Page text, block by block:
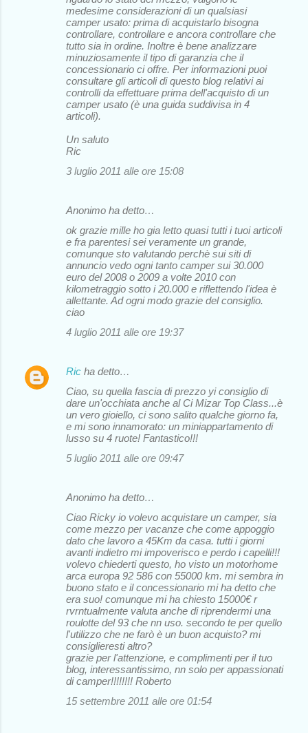
medesime considerazioni di un qualsiasi
camper usato: prima di acquistarlo bisogna
controllare, controllare e ancora controllare che
tutto sia in ordine. Inoltre è bene analizzare
minuziosamente il tipo di garanzia che il
concessionario ci offre. Per informazioni puoi
consultare gli articoli di questo blog relativi ai
controlli da effettuare prima dell'acquisto di un
camper usato (è una guida suddivisa in 4
articoli).
Un saluto
Ric
3 luglio 2011 alle ore 15:08
Anonimo ha detto…
ok grazie mille ho gia letto quasi tutti i tuoi articoli
e fra parentesi sei veramente un grande,
comunque sto valutando perchè sui siti di
annuncio vedo ogni tanto camper sui 30.000
euro del 2008 o 2009 a volte 2010 con
kilometraggio sotto i 20.000 e riflettendo l'idea è
allettante. Ad ogni modo grazie del consiglio.
ciao
4 luglio 2011 alle ore 19:37
Ric ha detto…
Ciao, su quella fascia di prezzo yi consiglio di
dare un'occhiata anche al Ci Mizar Top Class...è
un vero gioiello, ci sono salito qualche giorno fa,
e mi sono innamorato: un miniappartamento di
lusso su 4 ruote! Fantastico!!!
5 luglio 2011 alle ore 09:47
Anonimo ha detto…
Ciao Ricky io volevo acquistare un camper, sia
come mezzo per vacanze che come appoggio
dato che lavoro a 45Km da casa. tutti i giorni
avanti indietro mi impoverisco e perdo i capelli!!!
volevo chiederti questo, ho visto un motorhome
arca europa 92 586 con 55000 km. mi sembra in
buono stato e il concessionario mi ha detto che
era suo! comunque mi ha chiesto 15000€ r
rvrntualmente valuta anche di riprendermi una
roulotte del 93 che nn uso. secondo te per quello
l'utilizzo che ne farò è un buon acquisto? mi
consiglieresti altro?
grazie per l'attenzione, e complimenti per il tuo
blog, interessantissimo, nn solo per appassionati
di camper!!!!!!!! Roberto
15 settembre 2011 alle ore 01:54